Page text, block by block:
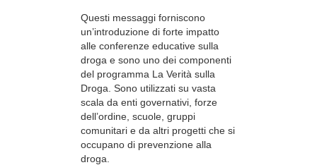
Questi messaggi forniscono
un’introduzione di forte impatto
alle conferenze educative sulla
droga e sono uno dei componenti
del programma La Verità sulla
Droga. Sono utilizzati su vasta
scala da enti governativi, forze
dell’ordine, scuole, gruppi
comunitari e da altri progetti che si
occupano di prevenzione alla
droga.